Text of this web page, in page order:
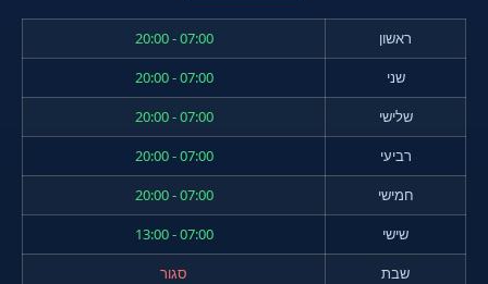
ראשון
07:00 - 20:00
שני
07:00 - 20:00
שלישי
07:00 - 20:00
רביעי
07:00 - 20:00
חמישי
07:00 - 20:00
שישי
07:00 - 13:00
שבת
סגור